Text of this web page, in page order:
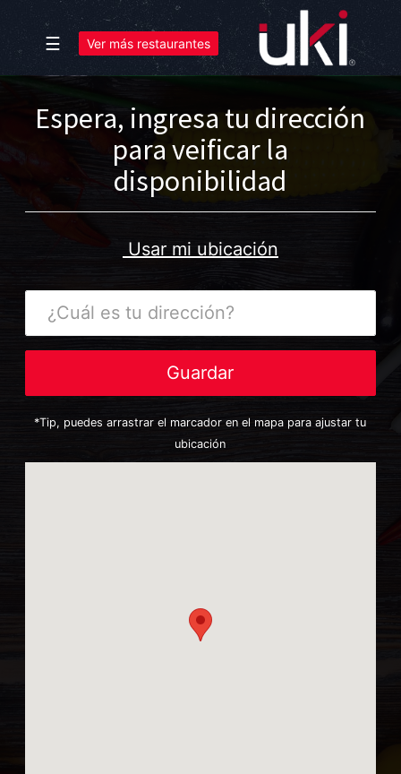
☰ Ver más restaurantes
Espera, ingresa tu dirección
para veificar la
disponibilidad
Usar mi ubicación
¿Cuál
es
dirección?
Guardar
*Tip, puedes arrastrar el marcador en el mapa para ajustar tu
ubicación